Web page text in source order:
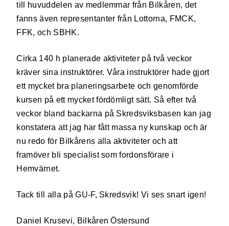
till huvuddelen av medlemmar från Bilkåren, det
fanns även representanter från Lottorna, FMCK,
FFK, och SBHK.
Cirka 140 h planerade aktiviteter på två veckor
kräver sina instruktörer. Våra instruktörer hade gjort
ett mycket bra planeringsarbete och genomförde
kursen på ett mycket fördömligt sätt. Så efter två
veckor bland backarna på Skredsviksbasen kan jag
konstatera att jag har fått massa ny kunskap och är
nu redo för Bilkårens alla aktiviteter och att
framöver bli specialist som fordonsförare i
Hemvärnet.
Tack till alla på GU-F, Skredsvik! Vi ses snart igen!
Daniel Krusevi, Bilkåren Östersund